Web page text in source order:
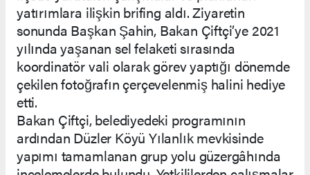
yatırımlara ilişkin brifing aldı. Ziyaretin
sonunda Başkan Şahin, Bakan Çiftçi’ye 2021
yılında yaşanan sel felaketi sırasında
koordinatör vali olarak görev yaptığı dönemde
çekilen fotoğrafın çerçevelenmiş halini hediye
etti.
Bakan Çiftçi, belediyedeki programının
ardından Düzler Köyü Yılanlık mevkisinde
yapımı tamamlanan grup yolu güzergâhında